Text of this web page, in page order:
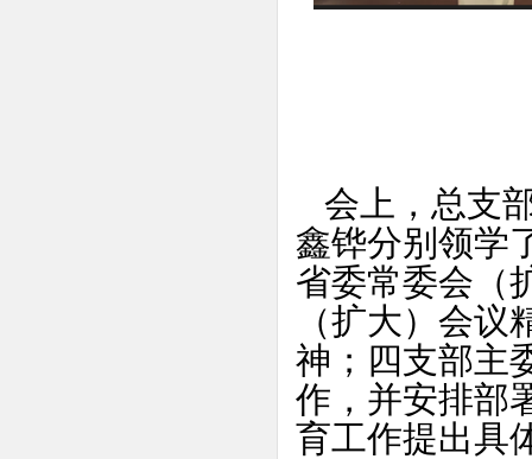
会上，总支
鑫铧分别领学
省委常委会（
（扩大）会
神；四支部主
作，并安排部
育工作提出具